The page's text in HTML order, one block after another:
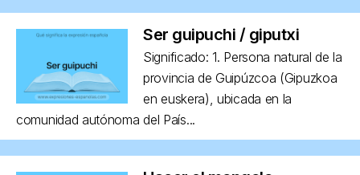
Ser guipuchi / giputxi
Significado: 1. Persona natural de la
provincia de Guipúzcoa (Gipuzkoa
en euskera), ubicada en la
comunidad autónoma del País...